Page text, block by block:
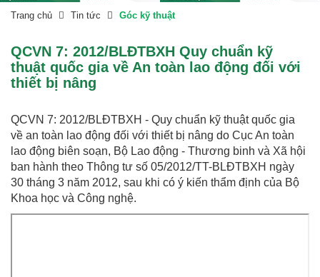
Trang chủ Tin tức Góc kỹ thuật
QCVN 7: 2012/BLĐTBXH Quy chuẩn kỹ
thuật quốc gia về An toàn lao động đối với
thiết bị nâng
QCVN 7: 2012/BLĐTBXH - Quy chuẩn kỹ thuật quốc gia
về an toàn lao động đối với thiết bị nâng do Cục An toàn
lao động biên soạn, Bộ Lao động - Thương binh và Xã hội
ban hành theo Thông tư số 05/2012/TT-BLĐTBXH ngày
30 tháng 3 năm 2012, sau khi có ý kiến thẩm định của Bộ
Khoa học và Công nghệ.